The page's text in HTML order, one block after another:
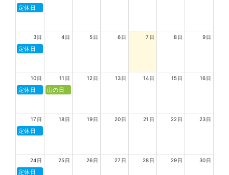
定休日
3日
定休日
4日 5日 6日 7日 8日 9日
10日
定休日
11日
山の日
12日 13日 14日 15日 16日
17日
定休日
18日 19日 20日 21日 22日 23日
24日
定休日
25日 26日 27日 28日 29日 30日